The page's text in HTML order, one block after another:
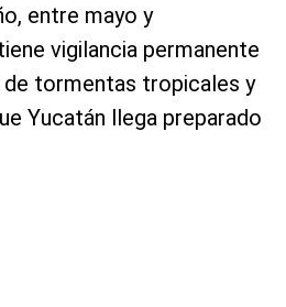
entre mayo y
vigilancia permanente
tormentas tropicales y
Yucatán llega preparado